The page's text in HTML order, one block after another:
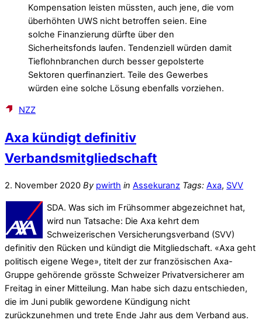
Kompensation leisten müssten, auch jene, die vom
überhöhten UWS nicht betroffen seien. Eine
solche Finanzierung dürfte über den
Sicherheitsfonds laufen. Tendenziell würden damit
Tieflohnbranchen durch besser gepolsterte
Sektoren querfinanziert. Teile des Gewerbes
würden eine solche Lösung ebenfalls vorziehen.
NZZ
Axa kündigt definitiv
Verbandsmitgliedschaft
2. November 2020 By pwirth in Assekuranz Tags: Axa, SVV
SDA. Was sich im Frühsommer abgezeichnet hat,
wird nun Tatsache: Die Axa kehrt dem
Schweizerischen Versicherungsverband (SVV)
definitiv den Rücken und kündigt die Mitgliedschaft. «Axa geht
politisch eigene Wege», titelt der zur französischen Axa-
Gruppe gehörende grösste Schweizer Privatversicherer am
Freitag in einer Mitteilung. Man habe sich dazu entschieden,
die im Juni publik gewordene Kündigung nicht
zurückzunehmen und trete Ende Jahr aus dem Verband aus.